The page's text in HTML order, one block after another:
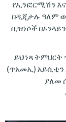
የኢንፎርሚሽን
በዲጂታሉ ዓለም
ቢዝነሶች
ይህ ነጻ ትምህርት
(ጥአመኢ) አይሲቲን
ያለመ